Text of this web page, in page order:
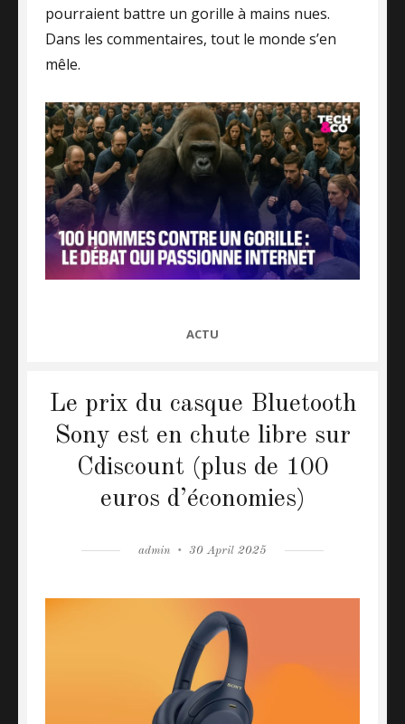
pourraient battre un gorille à mains nues.
Dans les commentaires, tout le monde s’en
mêle.
CATEGORIES
ACTU
Le prix du casque Bluetooth
Sony est en chute libre sur
Cdiscount (plus de 100
euros d’économies)
Author
admin
Posted
30 April 2025